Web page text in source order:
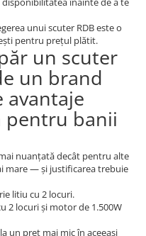
unui scuter RDB este o
pentru prețul plătit.
un scuter
un brand
avantaje
pentru banii
nuanțată decât pentru alte
mare — și justificarea trebuie
litiu cu 2 locuri.
2 locuri și motor de 1.500W
un preț mai mic în aceeași